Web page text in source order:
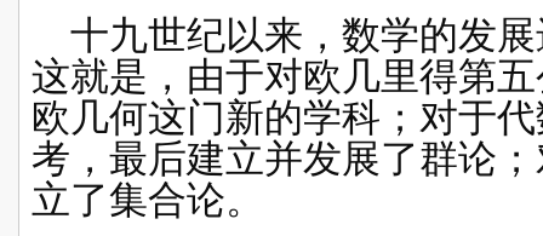
十九世纪以来，数学的发
这就是，由于对欧几里得第
欧几何这门新的学科；对于
考，最后建立并发展了群论
立了集合论。